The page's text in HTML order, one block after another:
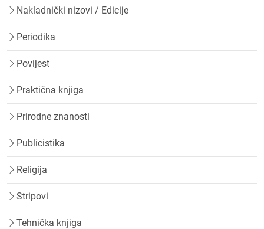
Nakladnički nizovi / Edicije
Periodika
Povijest
Praktična knjiga
Prirodne znanosti
Publicistika
Religija
Stripovi
Tehnička knjiga